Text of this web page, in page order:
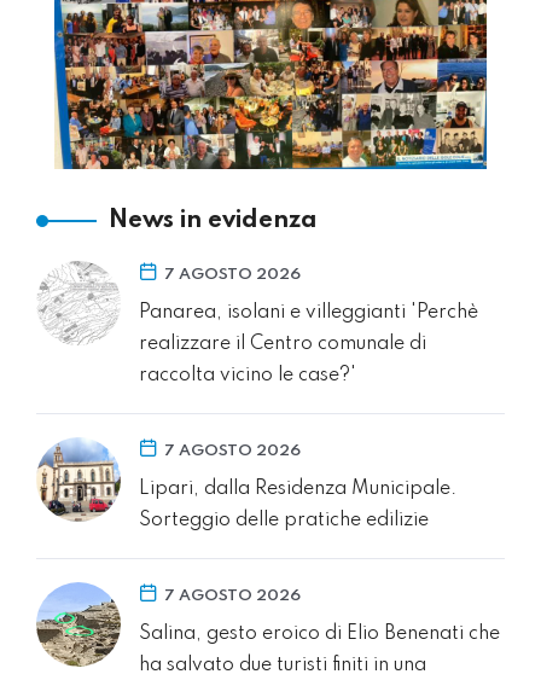
News in evidenza
7 AGOSTO 2026
Panarea, isolani e villeggianti 'Perchè
realizzare il Centro comunale di
raccolta vicino le case?'
7 AGOSTO 2026
Lipari, dalla Residenza Municipale.
Sorteggio delle pratiche edilizie
7 AGOSTO 2026
Salina, gesto eroico di Elio Benenati che
ha salvato due turisti finiti in una